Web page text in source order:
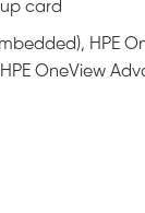
card
HPE
OneView